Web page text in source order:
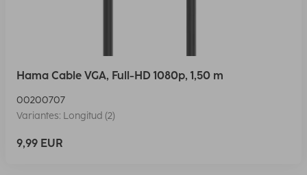
Hama Cable VGA, Full-HD 1080p, 1,50 m
00200707
Variantes: Longitud (2)
9,99 EUR